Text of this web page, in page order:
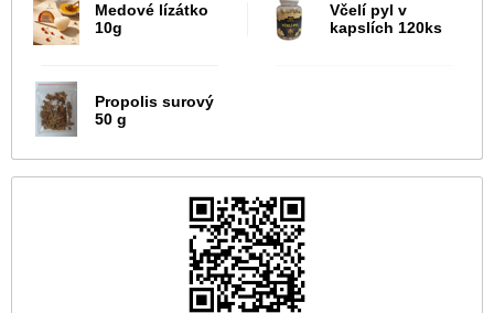
Medové lízátko
10g
Včelí pyl v
kapslích 120ks
Propolis surový
50 g